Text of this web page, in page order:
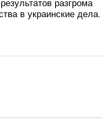
разгрома
в украинские дела.